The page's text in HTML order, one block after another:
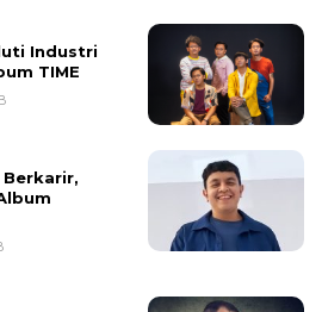
Industri
TIME
Berkarir,